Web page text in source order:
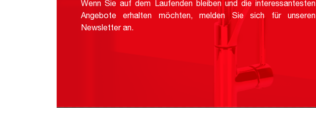
Wenn Sie auf dem Laufenden bleiben und die interessantesten
Angebote erhalten möchten, melden Sie sich für unseren
Newsletter an.